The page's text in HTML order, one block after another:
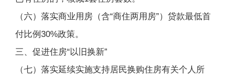
（六）落实商业用房（含“商住两用房”）贷款最低首
付比例30%政策。
三、促进住房“以旧换新”
（七）落实延续实施支持居民换购住房有关个人所